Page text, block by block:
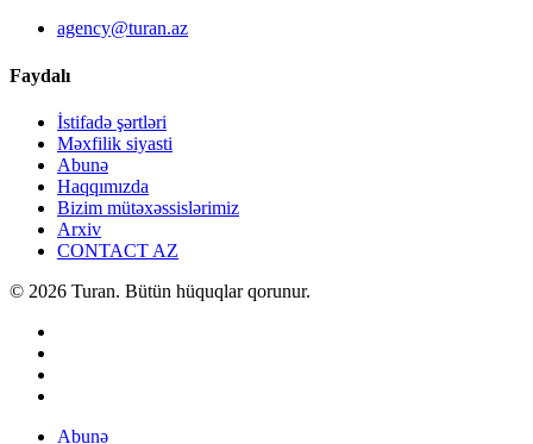
agency@turan.az
Faydalı
İstifadə şərtləri
Məxfilik siyasti
Abunə
Haqqımızda
Bizim mütəxəssislərimiz
Arxiv
CONTACT AZ
© 2026 Turan. Bütün hüquqlar qorunur.
Abunə